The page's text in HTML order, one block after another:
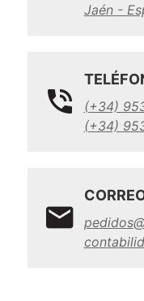
Jaén -
(+34)
(+34)